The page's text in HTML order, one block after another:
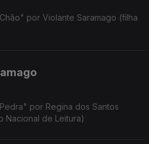
por Violante Saramago (filha
por Regina dos Santos
Nacional de Leitura)